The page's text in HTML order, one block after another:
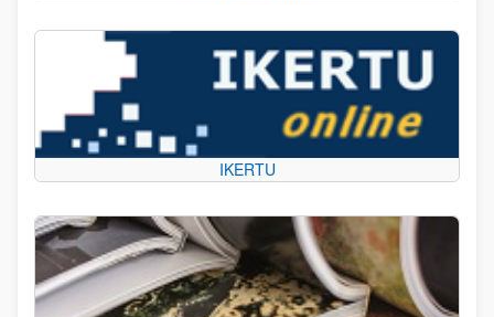
IKERTU